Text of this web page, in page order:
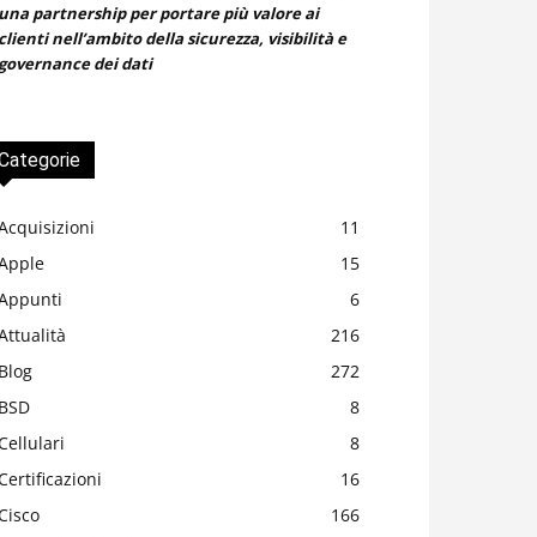
una partnership per portare più valore ai
clienti nell’ambito della sicurezza, visibilità e
governance dei dati
11
15
6
216
Blog
272
BSD
8
8
16
166